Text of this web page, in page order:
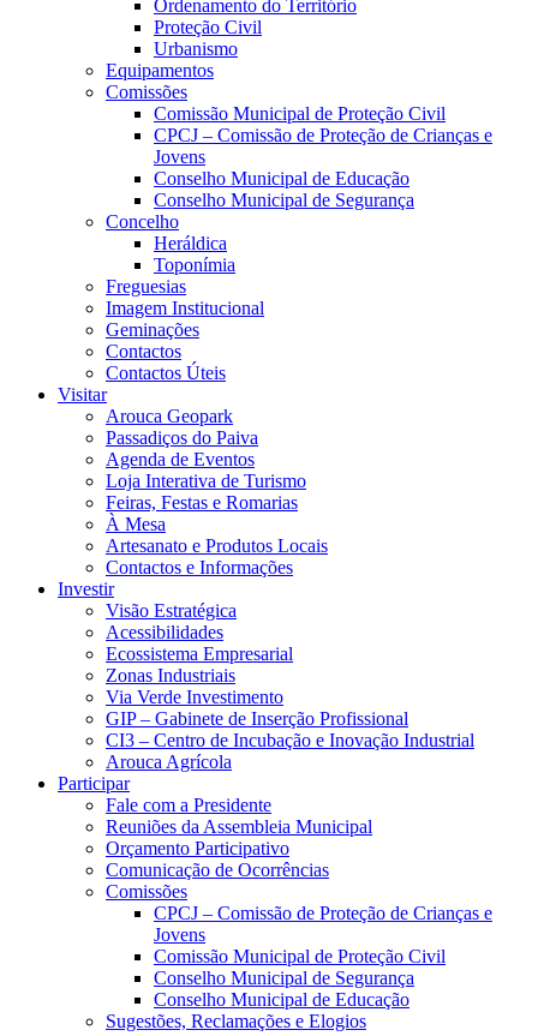
Ordenamento do Território
Proteção Civil
Urbanismo
Equipamentos
Comissões
Comissão Municipal de Proteção Civil
CPCJ – Comissão de Proteção de Crianças e
Jovens
Conselho Municipal de Educação
Conselho Municipal de Segurança
Concelho
Heráldica
Toponímia
Freguesias
Imagem Institucional
Geminações
Contactos
Contactos Úteis
Visitar
Arouca Geopark
Passadiços do Paiva
Agenda de Eventos
Loja Interativa de Turismo
Feiras, Festas e Romarias
À Mesa
Artesanato e Produtos Locais
Contactos e Informações
Investir
Visão Estratégica
Acessibilidades
Ecossistema Empresarial
Zonas Industriais
Via Verde Investimento
GIP – Gabinete de Inserção Profissional
CI3 – Centro de Incubação e Inovação Industrial
Arouca Agrícola
Participar
Fale com a Presidente
Reuniões da Assembleia Municipal
Orçamento Participativo
Comunicação de Ocorrências
Comissões
CPCJ – Comissão de Proteção de Crianças e
Jovens
Comissão Municipal de Proteção Civil
Conselho Municipal de Segurança
Conselho Municipal de Educação
Sugestões, Reclamações e Elogios